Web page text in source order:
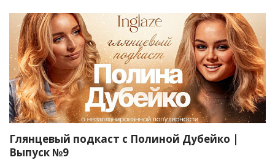
Глянцевый подкаст с Полиной Дубейко |
Выпуск №9